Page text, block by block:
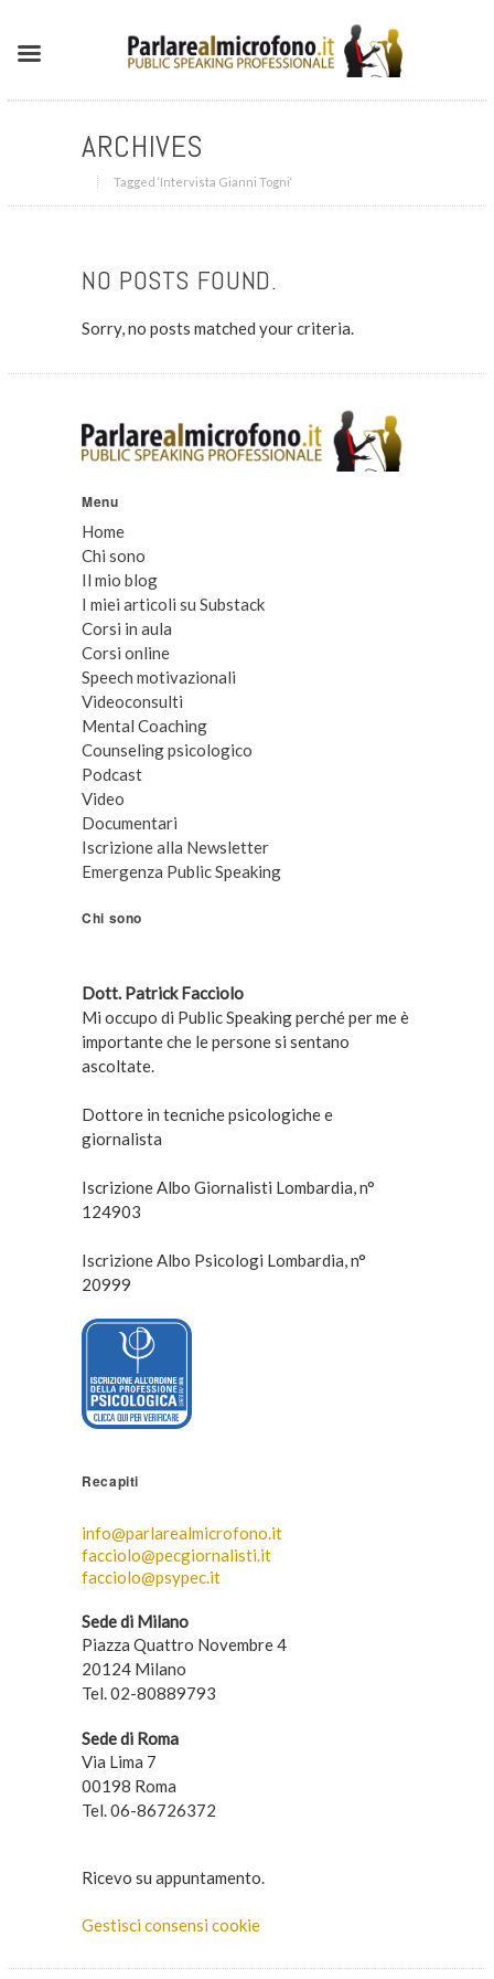
ARCHIVES
Tagged ‘Intervista Gianni Togni‘
NO POSTS FOUND.
Sorry, no posts matched your criteria.
Menu
Home
Chi sono
Il mio blog
I miei articoli su Substack
Corsi in aula
Corsi online
Speech motivazionali
Videoconsulti
Mental Coaching
Counseling psicologico
Podcast
Video
Documentari
Iscrizione alla Newsletter
Emergenza Public Speaking
Chi sono
Dott. Patrick Facciolo
Mi occupo di Public Speaking perché per me è
importante che le persone si sentano
ascoltate.
Dottore in tecniche psicologiche e
giornalista
Iscrizione Albo Giornalisti Lombardia, n°
124903
Iscrizione Albo Psicologi Lombardia, n°
20999
Recapiti
info@parlarealmicrofono.it
facciolo@pecgiornalisti.it
facciolo@psypec.it
Sede di Milano
Piazza Quattro Novembre 4
20124 Milano
Tel. 02-80889793
Sede di Roma
Via Lima 7
00198 Roma
Tel. 06-86726372
Ricevo su appuntamento.
Gestisci consensi cookie